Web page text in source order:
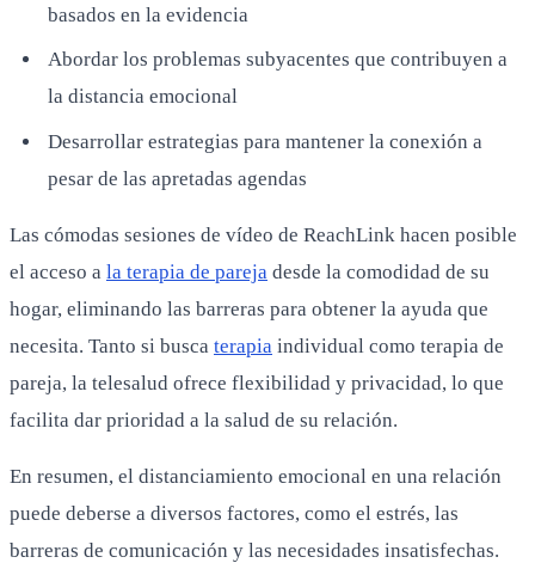
basados en la evidencia
Abordar los problemas subyacentes que contribuyen a
la distancia emocional
Desarrollar estrategias para mantener la conexión a
pesar de las apretadas agendas
Las cómodas sesiones de vídeo de ReachLink hacen posible
el acceso a la terapia de pareja desde la comodidad de su
hogar, eliminando las barreras para obtener la ayuda que
necesita. Tanto si busca terapia individual como terapia de
pareja, la telesalud ofrece flexibilidad y privacidad, lo que
facilita dar prioridad a la salud de su relación.
En resumen, el distanciamiento emocional en una relación
puede deberse a diversos factores, como el estrés, las
barreras de comunicación y las necesidades insatisfechas.